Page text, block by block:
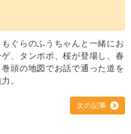
ぐらのふうちゃんと一緒にお
、タンポポ、桜が登場し、春
頭の地図でお話で通った道を
。
次の記事